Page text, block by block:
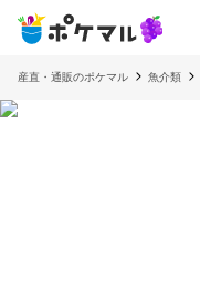
産直・通販のポケマル 魚介類